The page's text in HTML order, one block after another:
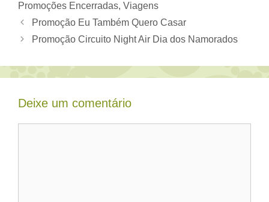
Promoções Encerradas, Viagens
Promoção Eu Também Quero Casar
Promoção Circuito Night Air Dia dos Namorados
Deixe um comentário